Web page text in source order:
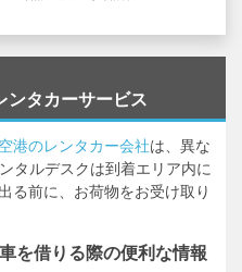
ンタカーサービス
港のレンタカー会社は、異な
タルデスクは到着エリア内に
る前に、お荷物をお受け取り
を借りる際の便利な情報